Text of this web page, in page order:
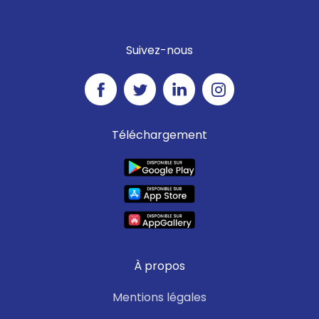
Suivez-nous
Téléchargement
À propos
Mentions légales